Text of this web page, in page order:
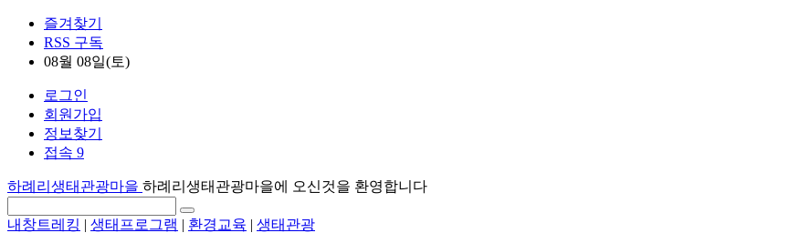
즐겨찾기
RSS 구독
08월 08일(토)
로그인
회원가입
정보찾기
접속 9
하례리생태관광마을 하례리생태관광마을에 오신것을 환영합니다
내창트레킹 | 생태프로그램 | 환경교육 | 생태관광